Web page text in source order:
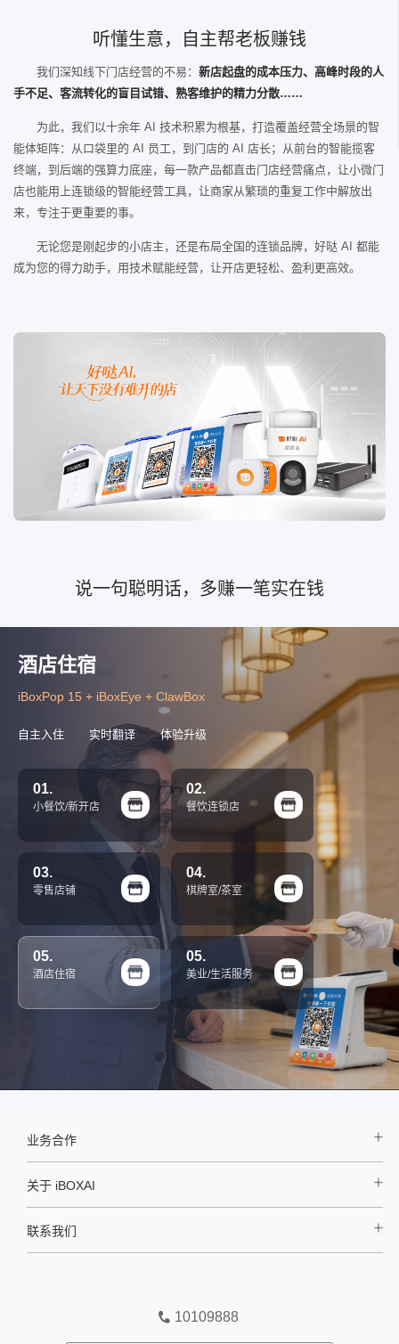
听懂生意，自主帮老板赚钱
我们深知线下门店经营的不易： 新店起盘的成本压力、高峰时段的人
手不足、客流转化的盲目试错、熟客维护的精力分散……
为此，我们以十余年 AI 技术积累为根基，打造覆盖经营全场景的智
能体矩阵：从口袋里的 AI 员工，到门店的 AI 店长；从前台的智能揽客
终端，到后端的强算力底座，每一款产品都直击门店经营痛点，让小微门
店也能用上连锁级的智能经营工具，让商家从繁琐的重复工作中解放出
来，专注于更重要的事。
无论您是刚起步的小店主，还是布局全国的连锁品牌，好哒 AI 都能
成为您的得力助手，用技术赋能经营，让开店更轻松、盈利更高效。
说一句聪明话，多赚一笔实在钱
酒店住宿
iBoxPop 15 + iBoxEye + ClawBox
自主入住 实时翻译 体验升级
01.
小餐饮/新开店
02.
餐饮连锁店
03.
零售店铺
04.
棋牌室/茶室
05.
酒店住宿
05.
美业/生活服务
业务合作
好哒 AI
关于 iBOXAI
企业公告
联系我们
深圳·南山区软件产业基地5栋C座503室
10109888